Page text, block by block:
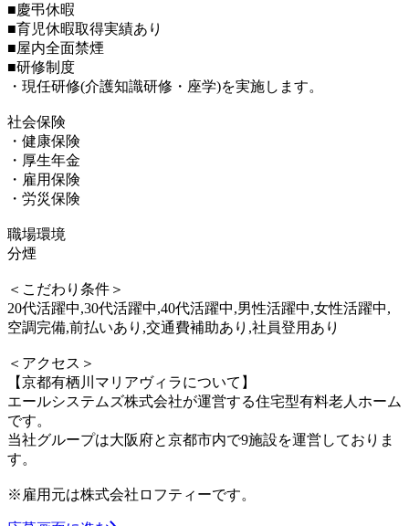
■慶弔休暇
■育児休暇取得実績あり
■屋内全面禁煙
■研修制度
・現任研修(介護知識研修・座学)を実施します。
社会保険
・健康保険
・厚生年金
・雇用保険
・労災保険
職場環境
分煙
＜こだわり条件＞
20代活躍中,30代活躍中,40代活躍中,男性活躍中,女性活躍中,
空調完備,前払いあり,交通費補助あり,社員登用あり
＜アクセス＞
【京都有栖川マリアヴィラについて】
エールシステムズ株式会社が運営する住宅型有料老人ホーム
です。
当社グループは大阪府と京都市内で9施設を運営しておりま
す。
※雇用元は株式会社ロフティーです。